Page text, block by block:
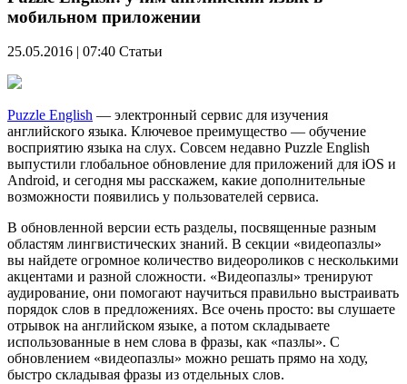
мобильном приложении
25.05.2016 | 07:40 Статьи
Puzzle English — электронный сервис для изучения
английского языка. Ключевое преимущество — обучение
восприятию языка на слух. Совсем недавно Puzzle English
выпустили глобальное обновление для приложений для iOS и
Android, и сегодня мы расскажем, какие дополнительные
возможности появились у пользователей сервиса.
В обновленной версии есть разделы, посвященные разным
областям лингвистических знаний. В секции «видеопазлы»
вы найдете огромное количество видеороликов с несколькими
акцентами и разной сложности. «Видеопазлы» тренируют
аудирование, они помогают научиться правильно выстраивать
порядок слов в предложениях. Все очень просто: вы слушаете
отрывок на английском языке, а потом складываете
использованные в нем слова в фразы, как «пазлы». С
обновлением «видеопазлы» можно решать прямо на ходу,
быстро складывая фразы из отдельных слов.